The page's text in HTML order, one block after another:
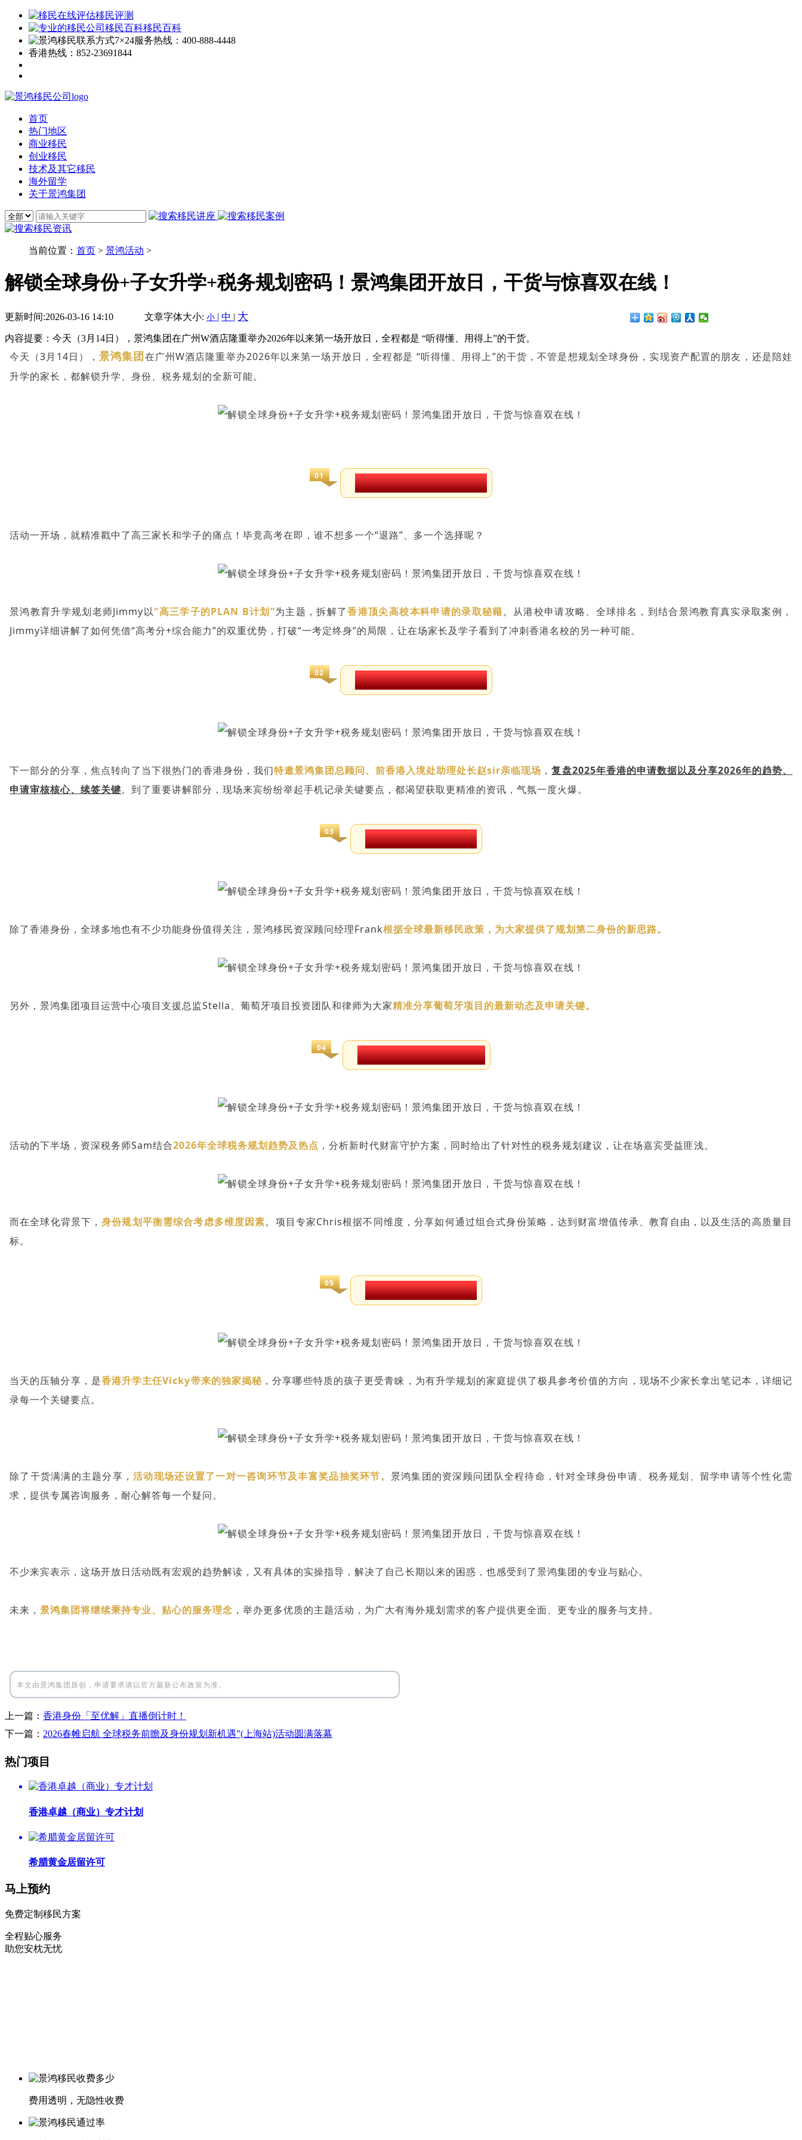
移民评测
移民百科
7×24服务热线： 400-888-4448
香港热线： 852-23691844
首页
热门地区
商业移民
创业移民
技术及其它移民
海外留学
关于景鸿集团
当前位置： 首页 > 景鸿活动 >
解锁全球身份+子女升学+税务规划密码！景鸿集团开放日，干货与惊喜双在线！
更新时间:2026-03-16 14:10 文章字体大小: 小 | 中 | 大
内容提要：今天（3月14日），景鸿集团在广州W酒店隆重举办2026年以来第一场开放日，全程都是 “听得懂、用得上”的干货。
今天（3月14日），景鸿集团在广州W酒店隆重举办2026年以来第一场开放日，全程都是 “听得懂、用得上”的干货，不管是想规划全球身份，实现资产配置的朋友，还是陪娃
升学的家长，都解锁升学、身份、税务规划的全新可能。
01
直击高考需求，港校申请秘籍
活动一开场，就精准戳中了高三家长和学子的痛点！毕竟高考在即，谁不想多一个“退路”、多一个选择呢？
景鸿教育升学规划老师Jimmy以“高三学子的PLAN B计划”为主题，拆解了香港顶尖高校本科申请的录取秘籍。从港校申请攻略、全球排名，到结合景鸿教育真实录取案例，
Jimmy详细讲解了如何凭借“高考分+综合能力”的双重优势，打破“一考定终身”的局限，让在场家长及学子看到了冲刺香港名校的另一种可能。
02
聚焦香港身份，重磅嘉宾坐镇
下一部分的分享，焦点转向了当下很热门的香港身份，我们特邀景鸿集团总顾问、前香港入境处助理处长赵sir亲临现场 ，复盘2025年香港的申请数据以及分享2026年的趋势、
申请审核核心、续签关键。到了重要讲解部分，现场来宾纷纷举起手机记录关键要点，都渴望获取更精准的资讯，气氛一度火爆。
03
开拓全球功能身份新思路
除了香港身份，全球多地也有不少功能身份值得关注， 景鸿移民资深顾问经理Frank根据全球最新移民政策，为大家提供了规划第二身份的新思路。
另外，景鸿集团项目运营中心项目支援总监Stella、葡萄牙项目投资团队和律师为大家精准分享葡萄牙项目的最新动态及申请关键。
04
税务规划蓝图+身份规划平衡
活动的下半场， 资深税务师Sam结合2026年全球税务规划趋势及热点 ，分析新时代财富守护方案，同时给出了针对性的税务规划建议，让在场嘉宾受益匪浅。
而在全球化背景下，身份规划平衡需综合考虑多维度因素。 项目专家Chris根据不同维度，分享如何通过组合式身份策略，达到财富增值传承、教育自由，以及生活的高质量目
标。
05
独家揭秘名校申请加分项
当天的压轴分享，是香港升学主任Vicky带来的独家揭秘 ，分享哪些特质的孩子更受青睐，为有升学规划的家庭提供了极具参考价值的方向，现场不少家长拿出笔记本，详细记
录每一个关键要点。
除了干货满满的主题分享，活动现场还设置了一对一咨询环节及丰富奖品抽奖环节。 景鸿集团的资深顾问团队全程待命，针对全球身份申请、税务规划、留学申请等个性化需
求，提供专属咨询服务，耐心解答每一个疑问。
不少来宾表示，这场开放日活动既有宏观的趋势解读，又有具体的实操指导 ，解决了自己长期以来的困惑，也感受到了景鸿集团的专业与贴心。
未来， 景鸿集团将继续秉持专业、贴心的服务理念 ，举办更多优质的主题活动，为广大有海外规划需求的客户提供更全面、更专业的服务与支持。
本文由景鸿集团原创，申请要求请以官方最新公布政策为准。
上一篇： 香港身份「至优解」直播倒计时！
下一篇： 2026春帷启航 全球税务前瞻及身份规划新机遇”(上海站)活动圆满落幕
热门项目
香港卓越（商业）专才计划
希腊黄金居留许可
马上预约
免费定制移民方案
全程贴心服务
助您安枕无忧
费用透明，无隐性收费